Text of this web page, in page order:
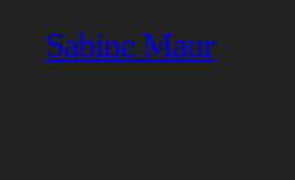
Sabine Maur